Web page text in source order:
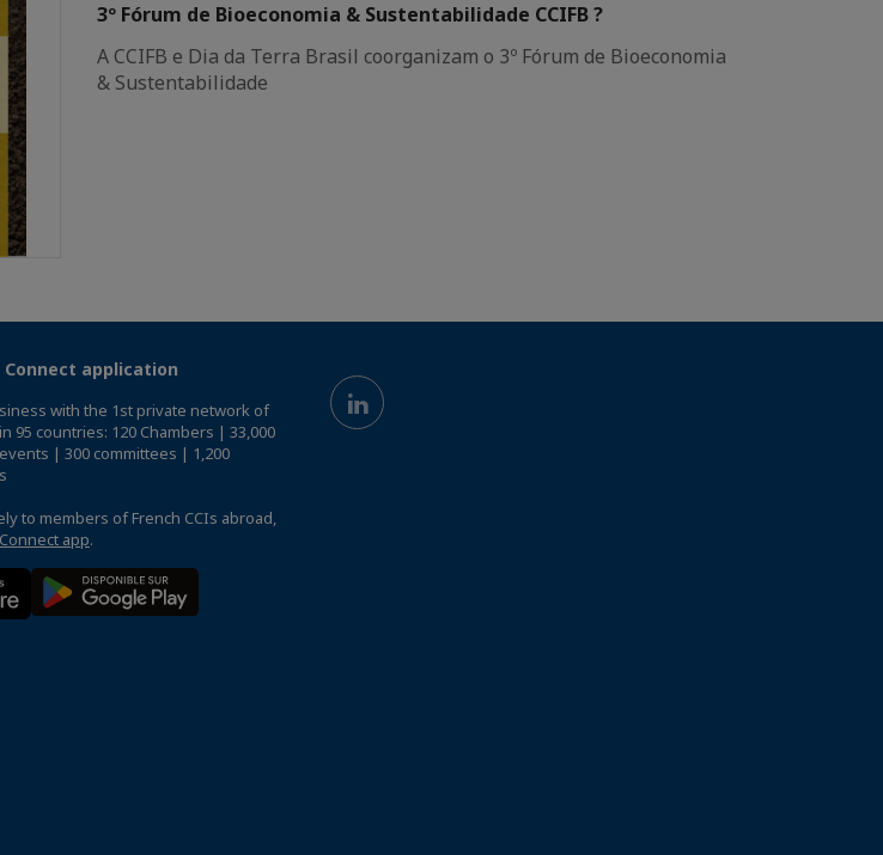
3º Fórum de Bioeconomia & Sustentabilidade CCIFB ?
A CCIFB e Dia da Terra Brasil coorganizam o 3º Fórum de Bioeconomia
& Sustentabilidade
Connect application
with the 1st private network of
95 countries: 120 Chambers | 33,000
| 300 committees | 1,200
to members of French CCIs abroad,
app.